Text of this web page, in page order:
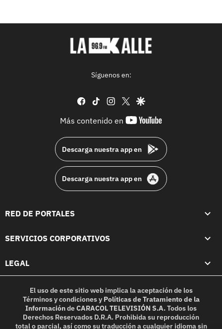
Síguenos en:
facebook
tiktok instagram
twittergoogle
Más contenido en
youtube-
Descarga nuestra app en
Descarga nuestra app en
RED DE PORTALES
SERVICIOS CORPORATIVOS
LEGAL
El uso de este sitio web implica la aceptación de los
Términos y condicionesy Políticas de Tratamiento de la
InformacióndeCARACOL TELEVISIÓN S.A.Todos los
Derechos Reservados D.R.A. Prohibida su reproducción
total o parcial, así como su traducción a cualquier idioma sin